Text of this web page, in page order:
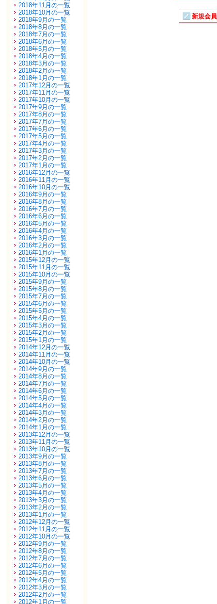
2018年11月の一覧
2018年10月の一覧
2018年9月の一覧
2018年8月の一覧
2018年7月の一覧
2018年6月の一覧
2018年5月の一覧
2018年4月の一覧
2018年3月の一覧
2018年2月の一覧
2018年1月の一覧
2017年12月の一覧
2017年11月の一覧
2017年10月の一覧
2017年9月の一覧
2017年8月の一覧
2017年7月の一覧
2017年6月の一覧
2017年5月の一覧
2017年4月の一覧
2017年3月の一覧
2017年2月の一覧
2017年1月の一覧
2016年12月の一覧
2016年11月の一覧
2016年10月の一覧
2016年9月の一覧
2016年8月の一覧
2016年7月の一覧
2016年6月の一覧
2016年5月の一覧
2016年4月の一覧
2016年3月の一覧
2016年2月の一覧
2016年1月の一覧
2015年12月の一覧
2015年11月の一覧
2015年10月の一覧
2015年9月の一覧
2015年8月の一覧
2015年7月の一覧
2015年6月の一覧
2015年5月の一覧
2015年4月の一覧
2015年3月の一覧
2015年2月の一覧
2015年1月の一覧
2014年12月の一覧
2014年11月の一覧
2014年10月の一覧
2014年9月の一覧
2014年8月の一覧
2014年7月の一覧
2014年6月の一覧
2014年5月の一覧
2014年4月の一覧
2014年3月の一覧
2014年2月の一覧
2014年1月の一覧
2013年12月の一覧
2013年11月の一覧
2013年10月の一覧
2013年9月の一覧
2013年8月の一覧
2013年7月の一覧
2013年6月の一覧
2013年5月の一覧
2013年4月の一覧
2013年3月の一覧
2013年2月の一覧
2013年1月の一覧
2012年12月の一覧
2012年11月の一覧
2012年10月の一覧
2012年9月の一覧
2012年8月の一覧
2012年7月の一覧
2012年6月の一覧
2012年5月の一覧
2012年4月の一覧
2012年3月の一覧
2012年2月の一覧
2012年1月の一覧
新規会